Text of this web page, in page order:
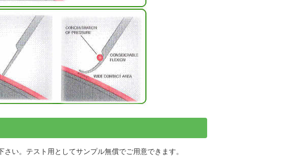
さい。テスト用としてサンプル無償でご用意できます。